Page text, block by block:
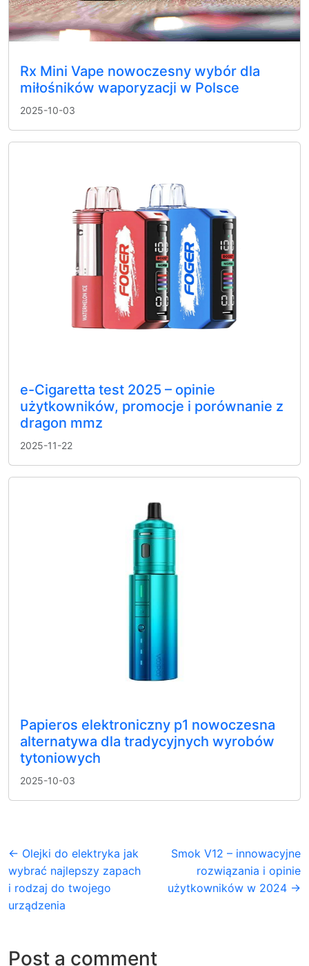
Rx Mini Vape nowoczesny wybór dla
miłośników waporyzacji w Polsce
2025-10-03
e-Cigaretta test 2025 – opinie
użytkowników, promocje i porównanie z
dragon mmz
2025-11-22
Papieros elektroniczny p1 nowoczesna
alternatywa dla tradycyjnych wyrobów
tytoniowych
2025-10-03
← Olejki do elektryka jak
wybrać najlepszy zapach
i rodzaj do twojego
urządzenia
Smok V12 – innowacyjne
rozwiązania i opinie
użytkowników w 2024 →
Post a comment